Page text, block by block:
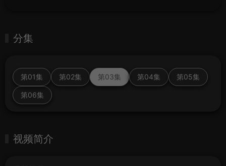
分集
第01集 第02集 第03集 第04集 第05集
第06集
视频简介